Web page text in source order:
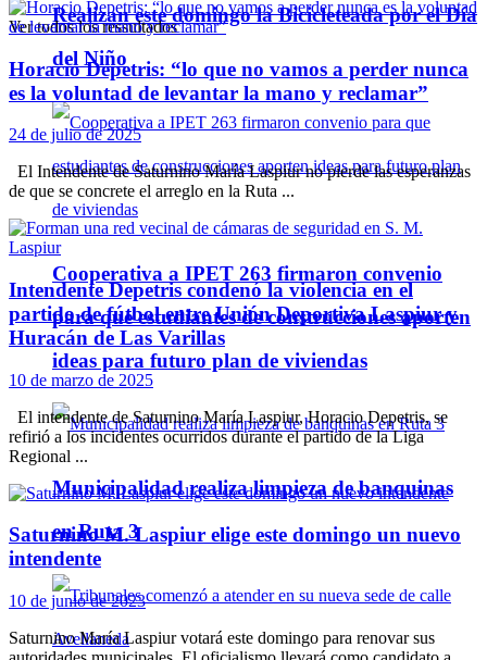
Realizan este domingo la Bicicleteada por el Día
del Niño
Cooperativa a IPET 263 firmaron convenio
para que estudiantes de construcciones aporten
ideas para futuro plan de viviendas
Municipalidad realiza limpieza de banquinas
en Ruta 3
Ver todos los ressultados
Horacio Depetris: “lo que no vamos a perder nunca
es la voluntad de levantar la mano y reclamar”
24 de julio de 2025
El Intendente de Saturnino María Laspiur no pierde las esperanzas
de que se concrete el arreglo en la Ruta ...
Intendente Depetris condenó la violencia en el
partido de fútbol entre Unión Deportiva Laspiur y
Huracán de Las Varillas
10 de marzo de 2025
El intendente de Saturnino María Laspiur, Horacio Depetris, se
refirió a los incidentes ocurridos durante el partido de la Liga
Regional ...
Saturnino M. Laspiur elige este domingo un nuevo
intendente
10 de junio de 2023
Saturnino María Laspiur votará este domingo para renovar sus